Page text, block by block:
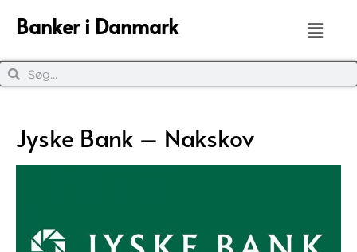
Banker i Danmark
Jyske Bank – Nakskov